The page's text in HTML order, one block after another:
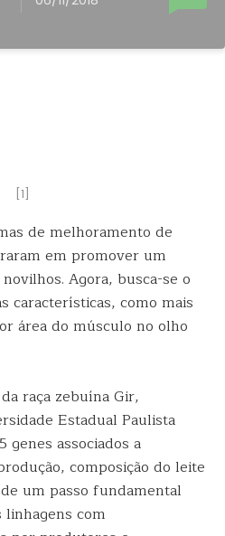
[1]
de melhoramento de
em promover um
Agora, busca-se o
características, como mais
área do músculo no olho
raça zebuína Gir,
Estadual Paulista
genes associados a
composição do leite
um passo fundamental
com